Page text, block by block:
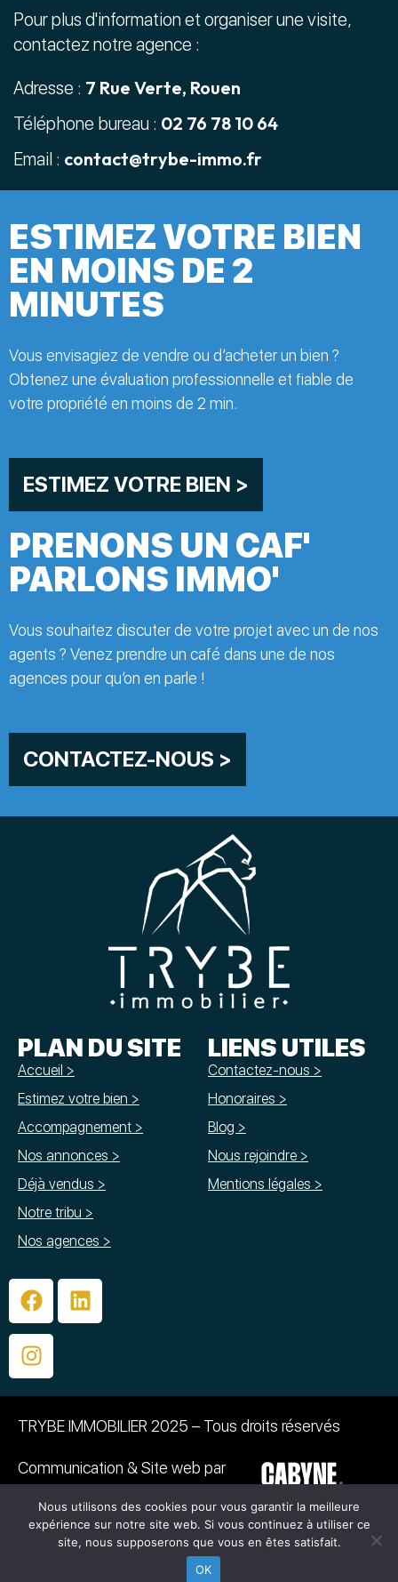
Pour plus d'information et organiser une visite,
contactez notre agence :
Adresse : 7 Rue Verte, Rouen
Téléphone bureau : 02 76 78 10 64
Email : contact@trybe-immo.fr
PRENONS UN CAF'
PARLONS IMMO'
Vous souhaitez discuter de votre projet avec un de nos
agents ? Venez prendre un café dans une de nos
agences pour qu’on en parle !
CONTACTEZ-NOUS >
ESTIMEZ VOTRE BIEN
EN MOINS DE 2
MINUTES
Vous envisagiez de vendre ou d’acheter un bien ?
Obtenez une évaluation professionnelle et fiable de
votre propriété en moins de 2 min.
ESTIMEZ VOTRE BIEN >
PLAN DU SITE
Accueil >
Estimez votre bien >
Accompagnement >
Nos annonces >
Déjà vendus >
Notre tribu >
Nos agences >
LIENS UTILES
Contactez-nous >
Honoraires >
Blog >
Nous rejoindre >
Mentions légales >
TRYBE IMMOBILIER 2025 – Tous droits réservés
Communication & Site web par
PHOTOGRAPHIE :
©Caroline BAZIN – ©Emmanuelle Grimaud –
Nous utilisons des cookies pour vous garantir la meilleure
expérience sur notre site web. Si vous continuez à utiliser ce
site, nous supposerons que vous en êtes satisfait.
OK